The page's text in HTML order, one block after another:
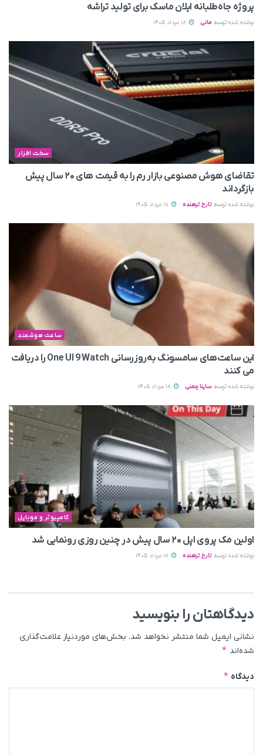
پروژه جاه‌طلبانه ایلان ماسک برای تولید تراشه
نوشته شده توسط مانی
سخت افزار
تقاضای هوش مصنوعی بازار رم را به قیمت های ۲۰ سال پیش
بازگرداند
نوشته شده توسط تارخ ترهنده
ساعت هوشمند
این ساعت‌های سامسونگ به‌روزرسانی One UI 9 Watch را دریافت
می کنند
نوشته شده توسط ساینا چمنی
کامپیوتر و موبایل
اولین مک پروی اپل ۲۰ سال پیش در چنین روزی رونمایی شد
نوشته شده توسط تارخ ترهنده
دیدگاهتان را بنویسید
نشانی ایمیل شما منتشر نخواهد شد. بخش‌های موردنیاز علامت‌گذاری
شده‌اند *
دیدگاه *